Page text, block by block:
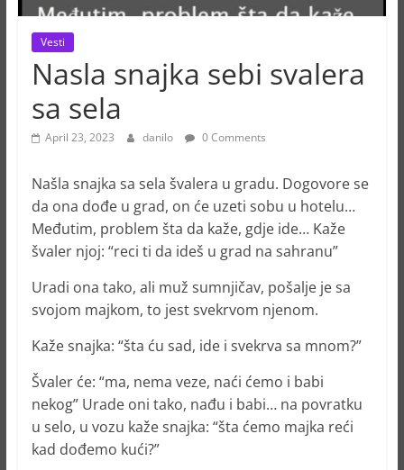
Vesti
Nasla snajka sebi svalera
sa sela
April 23, 2023 danilo 0 Comments
Našla snajka sa sela švalera u gradu. Dogovore se
da ona dođe u grad, on će uzeti sobu u hotelu…
Međutim, problem šta da kaže, gdje ide… Kaže
švaler njoj: “reci ti da ideš u grad na sahranu”
Uradi ona tako, ali muž sumnjičav, pošalje je sa
svojom majkom, to jest svekrvom njenom.
Kaže snajka: “šta ću sad, ide i svekrva sa mnom?”
Švaler će: “ma, nema veze, naći ćemo i babi
nekog” Urade oni tako, nađu i babi… na povratku
u selo, u vozu kaže snajka: “šta ćemo majka reći
kad dođemo kući?”